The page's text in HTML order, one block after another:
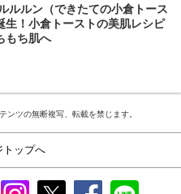
ルルン（できたての小倉トース
生！小倉トーストの美肌レシピ
もち肌へ
ンツの無断複写、転載を禁じます。
トップへ